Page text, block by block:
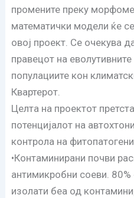
промените преку
математички модели ќе
овој проект. Се очекува
правецот на
популациите кон
Квартерот.
Целта на проектот
потенцијалот на
контрола на
•Контаминирани почви
антимикробни соеви. 80%
изолати беа од